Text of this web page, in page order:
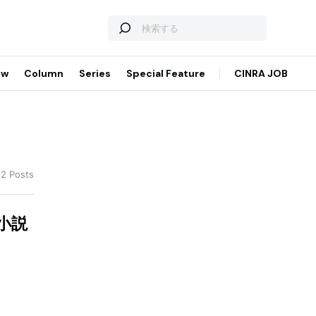
Column Series Special Feature CINRA JOB
Posts
説